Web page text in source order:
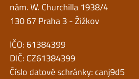
nám. W. Churchilla 1938/4
130 67 Praha 3 - Žižkov
IČO: 61384399
DIČ: CZ61384399
Číslo datové schránky: canj9d5